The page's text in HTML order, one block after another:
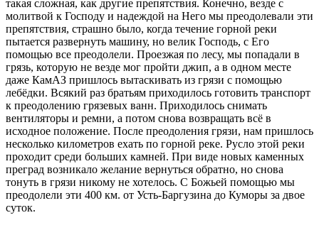
такая сложная, как другие препятствия. Конечно, везде с
молитвой к Господу и надеждой на Него мы преодолевали эти
препятствия, страшно было, когда течение горной реки
пытается развернуть машину, но велик Господь, с Его
помощью все преодолели. Проезжая по лесу, мы попадали в
грязь, которую не везде мог пройти джип, а в одном месте
даже КамАЗ пришлось вытаскивать из грязи с помощью
лебёдки. Всякий раз братьям приходилось готовить транспорт
к преодолению грязевых ванн. Приходилось снимать
вентиляторы и ремни, а потом снова возвращать всё в
исходное положение. После преодоления грязи, нам пришлось
несколько километров ехать по горной реке. Русло этой реки
проходит среди больших камней. При виде новых каменных
преград возникало желание вернуться обратно, но снова
тонуть в грязи никому не хотелось. С Божьей помощью мы
преодолели эти 400 км. от Усть-Баргузина до Куморы за двое
суток.